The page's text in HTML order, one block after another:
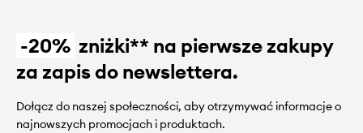
-20% zniżki** na pierwsze zakupy
za zapis do newslettera.
Dołącz do naszej społeczności, aby otrzymywać informacje o
najnowszych promocjach i produktach.